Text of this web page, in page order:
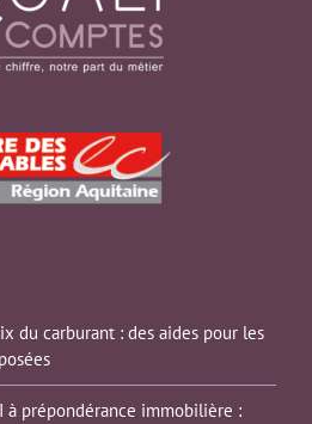
du carburant : des aides pour les
à prépondérance immobilière :